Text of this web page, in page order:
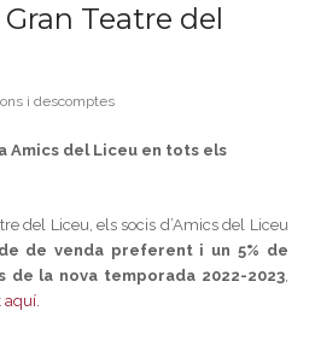
Teatre del
i descomptes
Amics del Liceu en tots els
del Liceu, els socis d’Amics del Liceu
de venda preferent i un 5% de
la nova temporada 2022-2023,
aquí.